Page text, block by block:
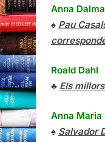
Anna
♠ Pau
Roald Dahl
♣ Els
Anna Maria
♠ Salvador